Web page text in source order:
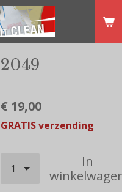
2049
€ 19,00
GRATIS verzending
In